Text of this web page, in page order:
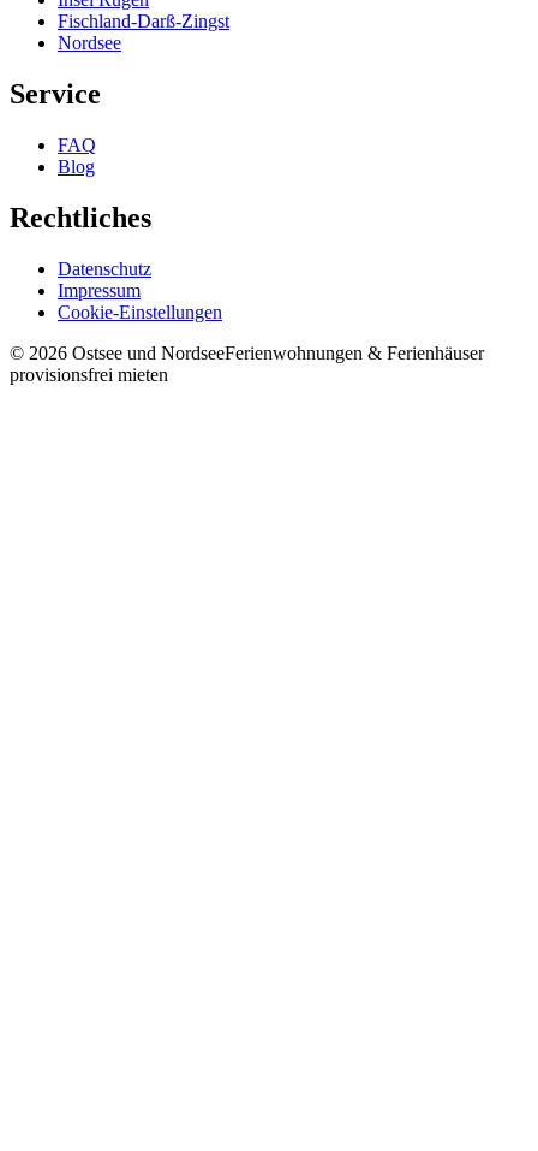
Fischland-Darß-Zingst
Nordsee
Service
FAQ
Blog
Rechtliches
Datenschutz
Impressum
Cookie-Einstellungen
© 2026 Ostsee und NordseeFerienwohnungen & Ferienhäuser
provisionsfrei mieten